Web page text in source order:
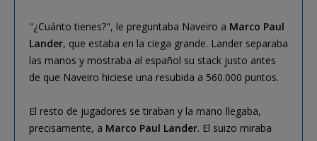
"¿Cuánto tienes?", le preguntaba Naveiro a Marco Paul
Lander, que estaba en la ciega grande. Lander separaba
las manos y mostraba al español su stack justo antes
de que Naveiro hiciese una resubida a 560.000 puntos.
El resto de jugadores se tiraban y la mano llegaba,
precisamente, a Marco Paul Lander. El suizo miraba